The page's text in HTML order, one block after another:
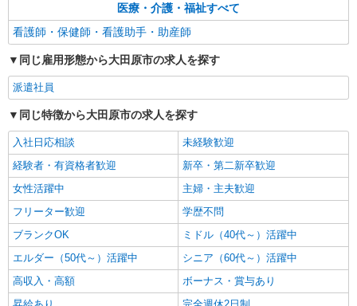
詳細を見る
業務委託
SOMPOヘルスサポート株式会社 全支援対応コース
保健師・管理栄養士 特定保健指導
報酬：出来高制 報酬額（消費税抜き）： ・事
業所一括面談(対面) 1日：10,000円〜14,716円 ・
談 1件：1,500〜1,691円 ・電話支援 1件：
1,000円〜1,429円 ・ICTメール支援 1件：500円
※上記金額に消費税を加えた金額をお支払いいた
します ※交通費・電話代は弊社負担。その他、支
援内容により細則あり。
【活動エリア】栃木県大田原市及びその周辺
キープ 詳細を見る
業務委託
SOMPOヘルスサポート株式会社 全支援対応コース
特定保健指導（保健師・管理栄養士）
報酬：完全出来高制 報酬額（消費税抜き）：
・事業所一括面談(対面) 1日：10,000円〜14,716
円 ・個別訪問(対面) 1件：4,286円〜5,239円 ・
遠隔面談 1件：1500〜1691円 ・電話支援 1
【活動エリア】栃木県大田原市及びその周辺
医療・介護・福祉すべて
看護師・保健師・看護助手・助産師
同じ雇用形態から大田原市の求人を探す
派遣社員
同じ特徴から大田原市の求人を探す
入社日応相談
未経験歓迎
経験者・有資格者歓迎
新卒・第二新卒歓迎
女性活躍中
主婦・主夫歓迎
フリーター歓迎
学歴不問
ブランクOK
ミドル（40代～）活躍中
エルダー（50代～）活躍中
シニア（60代～）活躍中
高収入・高額
ボーナス・賞与あり